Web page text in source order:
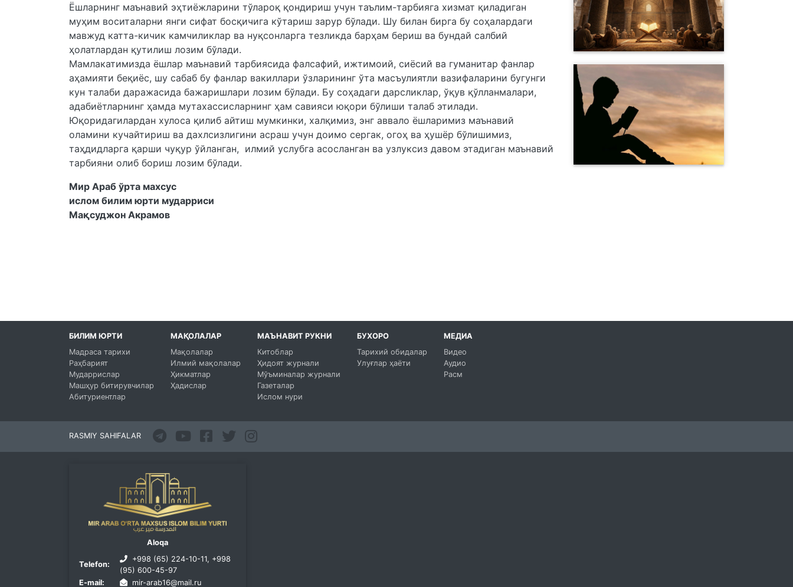
Ёшларнинг маънавий эҳтиёжларини тўлароқ қондириш учун таълим-тарбияга хизмат қиладиган
муҳим воситаларни янги сифат босқичига кўтариш зарур бўлади. Шу билан бирга бу соҳалардаги
мавжуд катта-кичик камчиликлар ва нуқсонларга тезликда барҳам бериш ва бундай салбий
ҳолатлардан қутилиш лозим бўлади.
Мамлакатимизда ёшлар маънавий тарбиясида фалсафий, ижтимоий, сиёсий ва гуманитар фанлар
аҳамияти беқиёс, шу сабаб бу фанлар вакиллари ўзларининг ўта масъулиятли вазифаларини бугунги
кун талаби даражасида бажаришлари лозим бўлади. Бу соҳадаги дарсликлар, ўқув қўлланмалари,
адабиётларнинг ҳамда мутахассисларнинг ҳам савияси юқори бўлиши талаб этилади.
Юқоридагилардан хулоса қилиб айтиш мумкинки, халқимиз, энг аввало ёшларимиз маънавий
оламини кучайтириш ва дахлсизлигини асраш учун доимо сергак, огоҳ ва ҳушёр бўлишимиз,
таҳдидларга қарши чуқур ўйланган, илмий услубга асосланган ва узлуксиз давом этадиган маънавий
тарбияни олиб бориш лозим бўлади.
Мир Араб ўрта махсус
ислом билим юрти мударриси
Мақсуджон Акрамов
БИЛИМ ЮРТИ
Мадраса тарихи
Раҳбарият
Мударрислар
Машҳур битирувчилар
Абитуриентлар
МАҚОЛАЛАР
Мақолалар
Илмий мақолалар
Ҳикматлар
Ҳадислар
МАЪНАВИТ РУКНИ
Китоблар
Ҳидоят журнали
Мўъминалар журнали
Газеталар
Ислом нури
БУХОРО
Тарихий обидалар
Улуғлар ҳаёти
МЕДИА
Видео
Аудио
Расм
RASMIY SAHIFALAR
Aloqa
Telefon:
+998 (65) 224-10-11, +998
(95) 600-45-97
E-mail:
mir-arab16@mail.ru